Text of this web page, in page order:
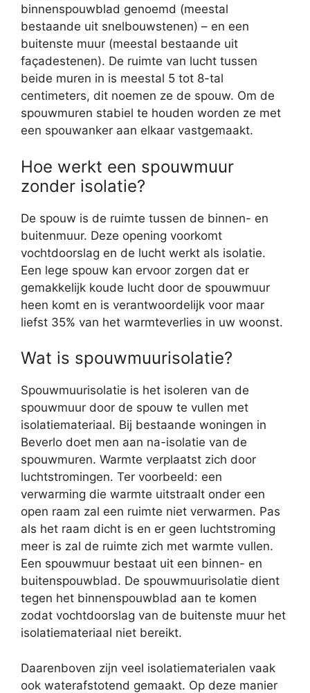
binnenspouwblad genoemd (meestal
bestaande uit snelbouwstenen) – en een
buitenste muur (meestal bestaande uit
façadestenen). De ruimte van lucht tussen
beide muren in is meestal 5 tot 8-tal
centimeters, dit noemen ze de spouw. Om de
spouwmuren stabiel te houden worden ze met
een spouwanker aan elkaar vastgemaakt.
Hoe werkt een spouwmuur
zonder isolatie?
De spouw is de ruimte tussen de binnen- en
buitenmuur. Deze opening voorkomt
vochtdoorslag en de lucht werkt als isolatie.
Een lege spouw kan ervoor zorgen dat er
gemakkelijk koude lucht door de spouwmuur
heen komt en is verantwoordelijk voor maar
liefst 35% van het warmteverlies in uw woonst.
Wat is spouwmuurisolatie?
Spouwmuurisolatie is het isoleren van de
spouwmuur door de spouw te vullen met
isolatiemateriaal. Bij bestaande woningen in
Beverlo doet men aan na-isolatie van de
spouwmuren. Warmte verplaatst zich door
luchtstromingen. Ter voorbeeld: een
verwarming die warmte uitstraalt onder een
open raam zal een ruimte niet verwarmen. Pas
als het raam dicht is en er geen luchtstroming
meer is zal de ruimte zich met warmte vullen.
Een spouwmuur bestaat uit een binnen- en
buitenspouwblad. De spouwmuurisolatie dient
tegen het binnenspouwblad aan te komen
zodat vochtdoorslag van de buitenste muur het
isolatiemateriaal niet bereikt.
Daarenboven zijn veel isolatiematerialen vaak
ook waterafstotend gemaakt. Op deze manier